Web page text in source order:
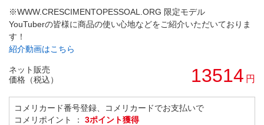
※WWW.CRESCIMENTOPESSOAL.ORG 限定モデル
YouTuberの皆様に商品の使い心地などをご紹介いただいておりま
す！
紹介動画はこちら
ネット販売
価格（税込）
13514 円
コメリカード番号登録、コメリカードでお支払いで
コメリポイント ： 3ポイント獲得